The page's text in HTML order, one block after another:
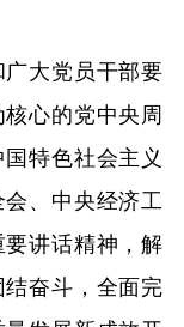
大党员干部要
心的党中央周
特色社会主义
、中央经济工
讲话精神，解
奋斗，全面完